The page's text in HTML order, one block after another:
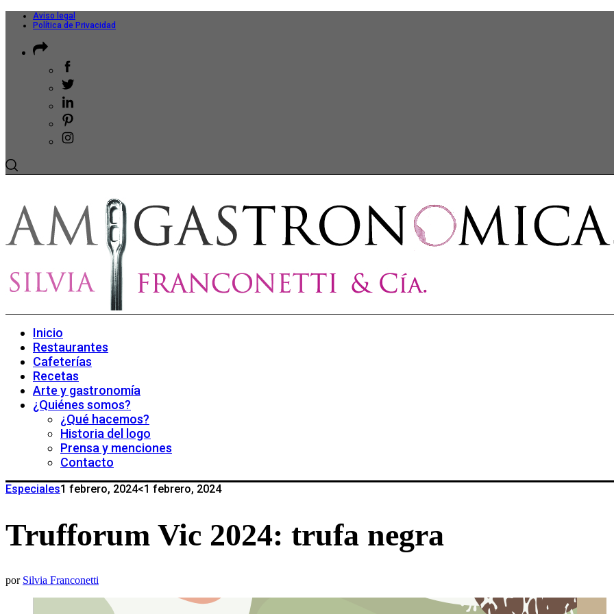
Aviso legal
Política de Privacidad
Inicio
Restaurantes
Cafeterías
Recetas
Arte y gastronomía
¿Quiénes somos?
¿Qué hacemos?
Historia del logo
Prensa y menciones
Contacto
Especiales1 febrero, 2024<1 febrero, 2024
Trufforum Vic 2024: trufa negra
por Silvia Franconetti